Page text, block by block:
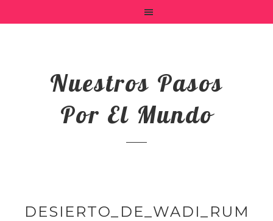
Nuestros Pasos
Por El Mundo
DESIERTO_DE_WADI_RUM